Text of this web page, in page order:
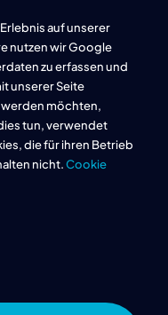
auf unserer
nutzen wir Google
zu erfassen und
unserer Seite
möchten,
tun, verwendet
die für ihren Betrieb
nicht.Cookie